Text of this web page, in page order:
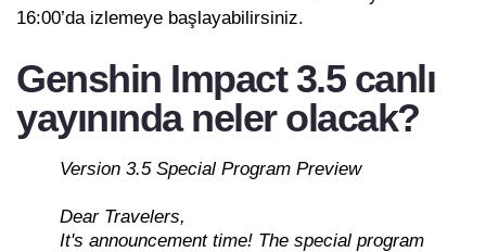
16:00’da izlemeye başlayabilirsiniz.
Genshin Impact 3.5 canlı
yayınında neler olacak?
Version 3.5 Special Program Preview
Dear Travelers,
It's announcement time! The special program